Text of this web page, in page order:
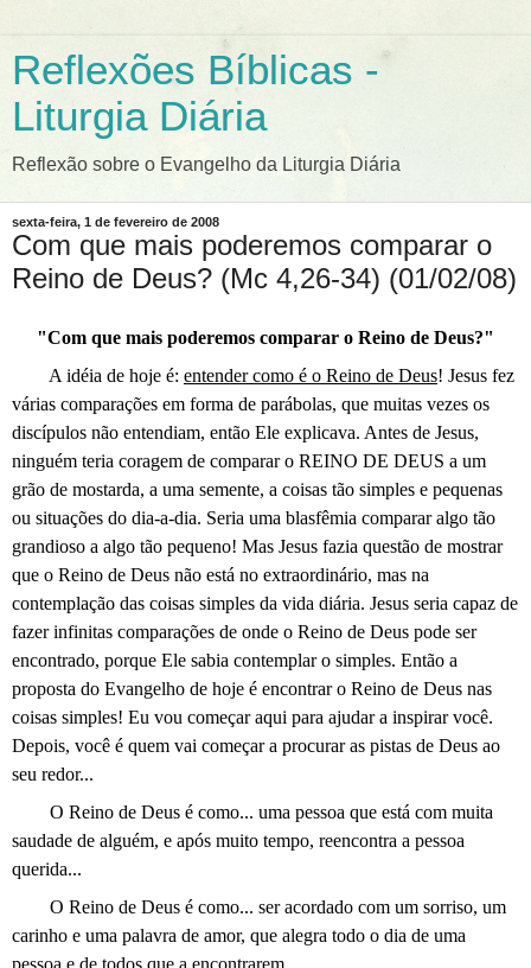
Reflexões Bíblicas -
Liturgia Diária
Reflexão sobre o Evangelho da Liturgia Diária
sexta-feira, 1 de fevereiro de 2008
Com que mais poderemos comparar o
Reino de Deus? (Mc 4,26-34) (01/02/08)
"Com que mais poderemos comparar o Reino de Deus?"
A idéia de hoje é: entender como é o Reino de Deus! Jesus fez
várias comparações em forma de parábolas, que muitas vezes os
discípulos não entendiam, então Ele explicava. Antes de Jesus,
ninguém teria coragem de comparar o REINO DE DEUS a um
grão de mostarda, a uma semente, a coisas tão simples e pequenas
ou situações do dia-a-dia. Seria uma blasfêmia comparar algo tão
grandioso a algo tão pequeno! Mas Jesus fazia questão de mostrar
que o Reino de Deus não está no extraordinário, mas na
contemplação das coisas simples da vida diária. Jesus seria capaz de
fazer infinitas comparações de onde o Reino de Deus pode ser
encontrado, porque Ele sabia contemplar o simples. Então a
proposta do Evangelho de hoje é encontrar o Reino de Deus nas
coisas simples! Eu vou começar aqui para ajudar a inspirar você.
Depois, você é quem vai começar a procurar as pistas de Deus ao
seu redor...
O Reino de Deus é como... uma pessoa que está com muita
saudade de alguém, e após muito tempo, reencontra a pessoa
querida...
O Reino de Deus é como... ser acordado com um sorriso, um
carinho e uma palavra de amor, que alegra todo o dia de uma
pessoa e de todos que a encontrarem...